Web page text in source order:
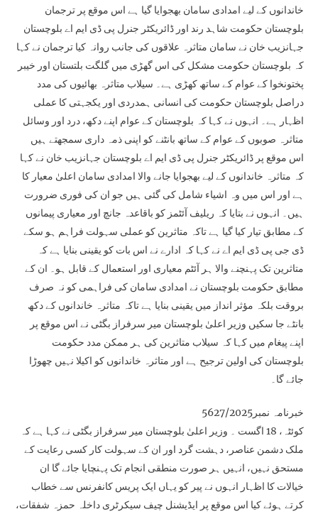
خاندانوں کے لیے امدادی سامان بھجوایا گیا ہے اس موقع پر ترجمان
بلوچستان حکومت شاہد رند اور ڈائریکٹر جنرل پی ڈی ایم اے بلوچستان
جہانزیب خان نے سامان متاثرہ علاقوں کی جانب روانہ کیا ترجمان نے کہا
کہ بلوچستان حکومت مشکل کی اس گھڑی میں گلگت بلتستان اور خیبر
پختونخوا کے عوام کے ساتھ کھڑی ہے۔ سیلاب متاثرہ بھائیوں کی مدد
دراصل بلوچستان حکومت کی انسانی ہمدردی اور یکجہتی کا عملی
اظہار ہے۔ انہوں نے کہا کہ بلوچستان کے عوام اپنے دکھ، درد اور وسائل
متاثرہ صوبوں کے عوام کے ساتھ بانٹنے کو اپنی ذمہ داری سمجھتے ہیں
اس موقع پر ڈائریکٹر جنرل پی ڈی ایم اے بلوچستان جہانزیب خان نے کہا
کہ متاثرہ خاندانوں کے لیے بھجوایا جانے والا امدادی سامان اعلیٰ معیار کا
ہے اور اس میں وہ اشیاء شامل کی گئی ہیں جو ان کی فوری ضرورت
ہیں۔ انہوں نے بتایا کہ ریلیف آئٹمز کو باقاعدہ جانچ اور معیاری پیمانوں
کے مطابق تیار کیا گیا ہے تاکہ متاثرین کو عملی سہولت فراہم ہو سکے
ڈی جی پی ڈی ایم اے نے کہا کہ ادارے نے اس بات کو یقینی بنایا ہے کہ
متاثرین تک پہنچنے والا ہر آئٹم معیاری اور استعمال کے قابل ہو۔ ان کے
مطابق حکومت بلوچستان نے امدادی سامان کی فراہمی کو نہ صرف
بروقت بلکہ مؤثر انداز میں یقینی بنایا ہے تاکہ متاثرہ خاندانوں کے دکھ
بانٹے جا سکیں وزیر اعلیٰ بلوچستان میر سرفراز بگٹی نے اس موقع پر
اپنے پیغام میں کہا کہ سیلاب متاثرین کی ہر ممکن مدد حکومت
بلوچستان کی اولین ترجیح ہے اور متاثرہ خاندانوں کو اکیلا نہیں چھوڑا
جائے گا۔
خبرنامہ نمبر5627/2025
کوئٹہ، 18 اگست ۔ وزیر اعلیٰ بلوچستان میر سرفراز بگٹی نے کہا ہے کہ
ملک دشمن عناصر، دہشت گرد اور ان کے سہولت کار کسی رعایت کے
مستحق نہیں، انہیں ہر صورت منطقی انجام تک پہنچایا جائے گا ان
خیالات کا اظہار انہوں نے پیر کو یہاں ایک پریس کانفرنس سے خطاب
کرتے ہوئے کیا اس موقع پر ایڈیشنل چیف سیکرٹری داخلہ حمزہ شفقات،